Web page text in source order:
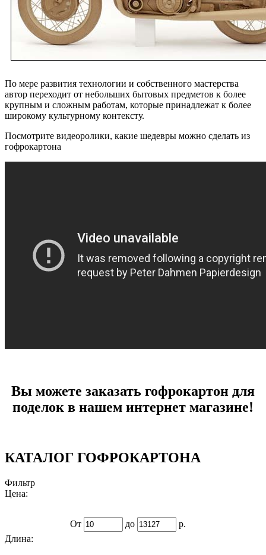
По мере развития технологии и собственного мастерства
автор переходит от небольших бытовых предметов к более
крупным и сложным работам, которые принадлежат к более
широкому культурному контексту.
Посмотрите видеоролики, какие шедевры можно сделать из
гофрокартона
Вы можете заказать гофрокартон для
поделок в нашем интернет магазине!
КАТАЛОГ ГОФРОКАРТОНА
Фильтр
Цена:
От до
р.
Длина: